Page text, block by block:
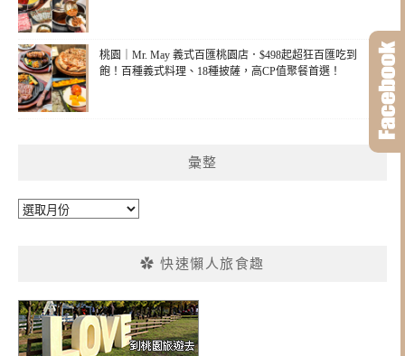
桃園｜Mr. May 義式百匯桃園店．$498起超狂百匯吃到
飽！百種義式料理、18種披薩，高CP值聚餐首選！
彙整
彙
✿ 快速懶人旅食趣